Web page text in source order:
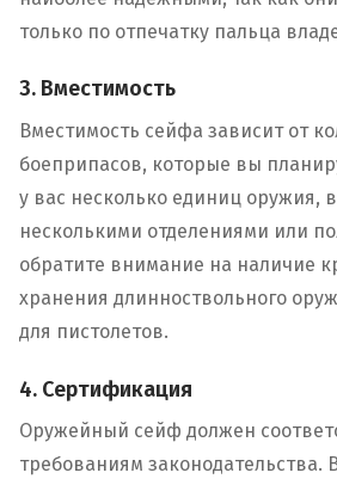
только по отпечатку пальца
3. Вместимость
Вместимость сейфа зависит от
боеприпасов, которые вы
у вас несколько единиц оружия,
несколькими отделениями или
обратите внимание на наличие
хранения длинноствольного
для пистолетов.
4. Сертификация
Оружейный сейф должен
требованиям законодательства.